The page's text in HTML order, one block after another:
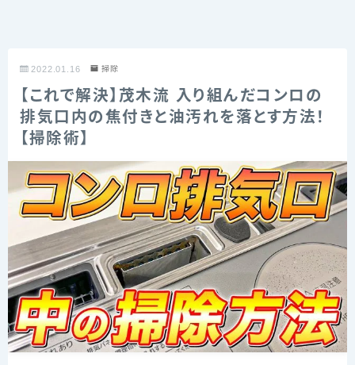
2022.01.16 掃除
【これで解決】茂木流 入り組んだコンロの
排気口内の焦付きと油汚れを落とす方法！
【掃除術】